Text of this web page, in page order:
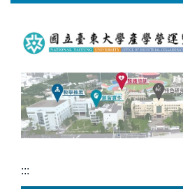
:::